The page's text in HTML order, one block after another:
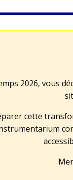
2026, vous
cette